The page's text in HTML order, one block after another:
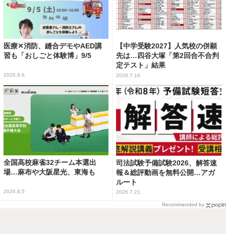
医療✕消防、縫合デモやAED講
習も「おしごと体験博」9/5
2026.8.6
【中学受験2027】人気校の併願
先は…四谷大塚「第2回合不合判
定テスト」結果
2026.7.16
全国高校麻雀32チーム本選出
場…麻布や大阪星光、東海も
2026.8.5
司法試験予備試験2026、解答速
報＆総評動画を無料公開…アガ
ルート
2026.7.21
Recommended by